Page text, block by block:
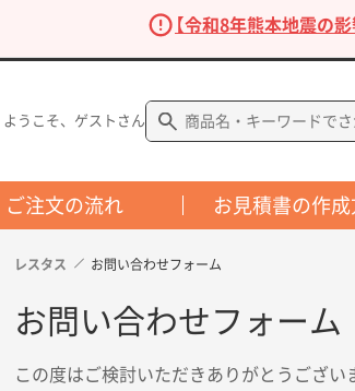
【令和8年熊本地震の
ようこそ、ゲストさん
ご注文の流れ お見積書の作成
レスタス お問い合わせフォーム
お問い合わせフォーム
この度はご検討いただきありがとうござ